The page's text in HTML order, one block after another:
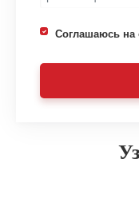
Соглашаюсь на